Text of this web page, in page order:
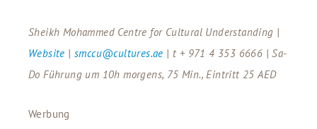
Sheikh Mohammed Centre for Cultural Understanding |
Website |smccu@cultures.ae | t + 971 4 353 6666 | Sa-
Do Führung um 10h morgens, 75 Min., Eintritt 25 AED
Werbung